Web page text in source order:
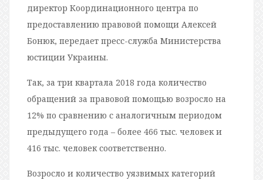
директор Координационного центра по
предоставлению правовой помощи Алексей
Бонюк, передает пресс-служба Министерства
юстиции Украины.
Так, за три квартала 2018 года количество
обращений за правовой помощью возросло на
12% по сравнению с аналогичным периодом
предыдущего года – более 466 тыс. человек и
416 тыс. человек соответственно.
Возросло и количество уязвимых категорий